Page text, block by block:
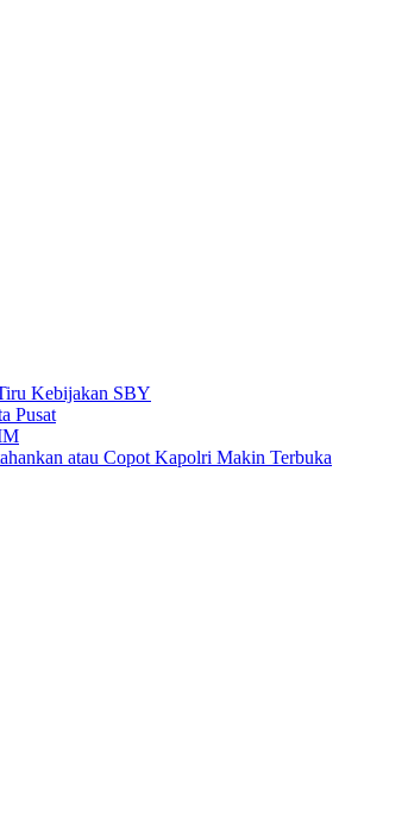
Kebijakan SBY
Pusat
atau Copot Kapolri Makin Terbuka